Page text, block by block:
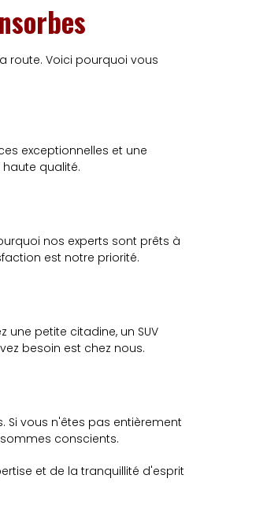
route. Voici pourquoi vous
exceptionnelles et une
qualité.
nos experts sont prêts à
est notre priorité.
petite citadine, un SUV
besoin est chez nous.
vous n'êtes pas entièrement
conscients.
et de la tranquillité d'esprit